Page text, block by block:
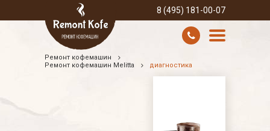
8 (495) 181-00-07
УСЛУГИ И ЦЕНЫ
Ремонт кофемашин
Ремонт кофемашин Melitta
диагностика